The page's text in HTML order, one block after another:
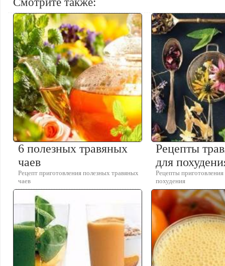
6 полезных травяных
чаев
Рецепт приготовления полезных травяных
чаев
Рецепты
для
Рецепты
похудения